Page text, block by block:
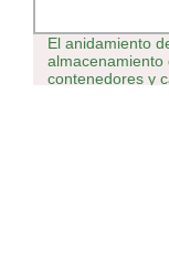
El anidamiento
almacenamiento
contenedores y